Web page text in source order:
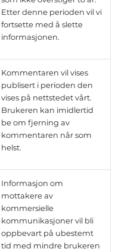
Etter denne perioden vil vi
fortsette med å slette
informasjonen.
Kommentaren vil vises
publisert i perioden den
vises på nettstedet vårt.
Brukeren kan imidlertid
be om fjerning av
kommentaren når som
helst.
Informasjon om
mottakere av
kommersielle
kommunikasjoner vil bli
oppbevart på ubestemt
tid med mindre brukeren